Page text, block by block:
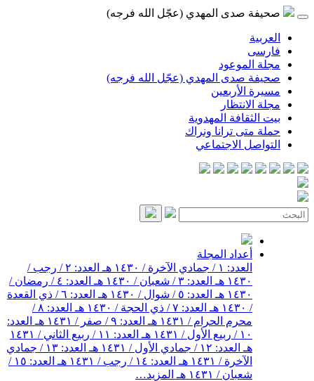
صحيفة صدى المهدي (عجّل الله فرجه)
العربية
فارسی
مجلة الموعود
صحيفة صدى المهدي (عجّل الله فرجه)
مسيرة الأربعين
مجلة الانتظار
بيت الثقافة المهدوية
حملة متى ترانا ونراك
التواصل الاجتماعي
أعداد المجلة
العدد: ١ / جمادي الآخرة / ١٤٣٠ هـ
العدد: ٢ / رجب /
١٤٣٠ هـ
العدد: ٣ / شعبان / ١٤٣٠ هـ
العدد: ٤ / رمضان /
١٤٣٠ هـ
العدد: ٥ / شوال / ١٤٣٠ هـ
العدد: ٦ / ذي القعدة
/ ١٤٣٠ هـ
العدد: ٧ / ذي الحجة / ١٤٣٠ هـ
العدد: ٨ /
محرم الحرام / ١٤٣١ هـ
العدد: ٩ / صفر / ١٤٣١ هـ
العدد:
١٠ / ربيع الأول / ١٤٣١ هـ
العدد: ١١ / ربيع الثاني / ١٤٣١
هـ العدد: ١٢ / جمادي الأول / ١٤٣١ هـ
العدد: ١٣ / جمادي
الآخرة / ١٤٣١ هـ
العدد: ١٤ / رجب / ١٤٣١ هـ
العدد: ١٥ /
شعبان / ١٤٣١ هـ
المزيد…